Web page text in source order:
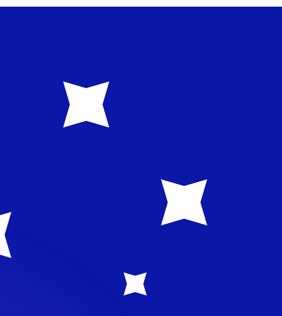
esta tasa cuando envíes dinero.
Consulta las tasas de envío.